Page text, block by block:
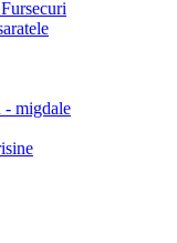
migdale